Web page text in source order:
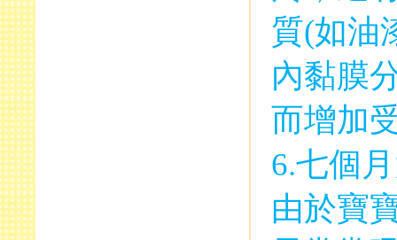
質(如油
內黏膜
而增加
6.七個
由於寶